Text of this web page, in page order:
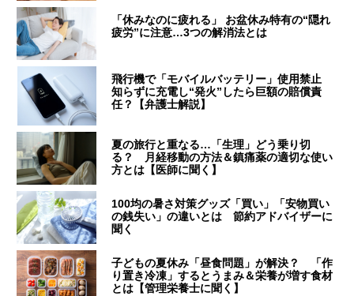
「休みなのに疲れる」 お盆休み特有の“隠れ
疲労”に注意…3つの解消法とは
飛行機で「モバイルバッテリー」使用禁止
知らずに充電し“発火”したら巨額の賠償責
任？【弁護士解説】
夏の旅行と重なる…「生理」どう乗り切
る？ 月経移動の方法＆鎮痛薬の適切な使い
方とは【医師に聞く】
100均の暑さ対策グッズ「買い」「安物買い
の銭失い」の違いとは 節約アドバイザーに
聞く
子どもの夏休み「昼食問題」が解決？ 「作
り置き冷凍」するとうまみ＆栄養が増す食材
とは【管理栄養士に聞く】